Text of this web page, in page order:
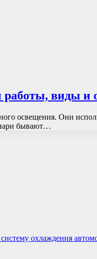
виды и
освещения. Они
бывают…
охлаждения